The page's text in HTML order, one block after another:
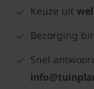
Keuze uit
Bezorging
Snel